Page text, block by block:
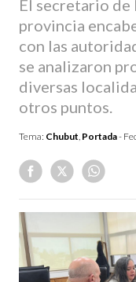
El secretario
provincia
con las
se analizaron
diversas
otros puntos.
Tema: Chubut, Portada-